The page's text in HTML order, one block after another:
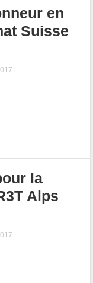
en
Suisse
la
Alps